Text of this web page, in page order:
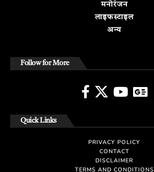
मनोरंजन
लाइफस्टाइल
अन्य
Follow for More
Quick Links
PRIVACY POLICY
CONTACT
DISCLAIMER
TERMS AND CONDITIONS